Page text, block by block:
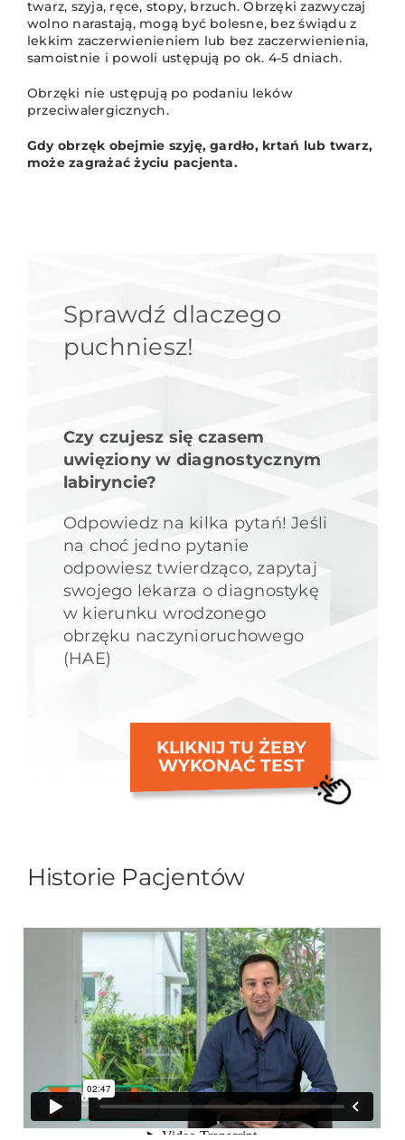
twarz, szyja, ręce, stopy, brzuch. Obrzęki zazwyczaj
wolno narastają, mogą być bolesne, bez świądu z
lekkim zaczerwienieniem lub bez zaczerwienienia,
samoistnie i powoli ustępują po ok. 4-5 dniach.
Obrzęki nie ustępują po podaniu leków
przeciwalergicznych.
Gdy obrzęk obejmie szyję, gardło, krtań lub twarz,
może zagrażać życiu pacjenta.
Sprawdź dlaczego
puchniesz!
Czy czujesz się czasem
uwięziony w diagnostycznym
labiryncie?
Odpowiedz na kilka pytań! Jeśli
na choć jedno pytanie
odpowiesz twierdząco, zapytaj
swojego lekarza o diagnostykę
w kierunku wrodzonego
obrzęku naczynioruchowego
(HAE)
KLIKNIJ TU ŻEBY
WYKONAĆ TEST
Historie Pacjentów